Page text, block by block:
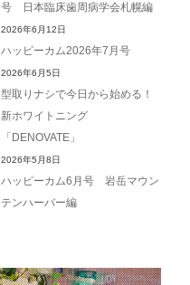
号 日本臨床歯周病学会札幌編
2026年6月12日
ハッピーカム2026年7月号
2026年6月5日
型取りナシで今日から始める！
新ホワイトニング
「DENOVATE」
2026年5月8日
ハッピーカム6月号 岩岳マウン
テンハーバー編